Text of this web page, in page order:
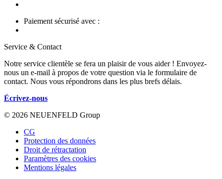
Paiement sécurisé avec :
Service & Contact
Notre service clientèle se fera un plaisir de vous aider ! Envoyez-
nous un e-mail à propos de votre question via le formulaire de
contact. Nous vous répondrons dans les plus brefs délais.
Écrivez-nous
© 2026 NEUENFELD Group
CG
Protection des données
Droit de rétractation
Paramètres des cookies
Mentions légales